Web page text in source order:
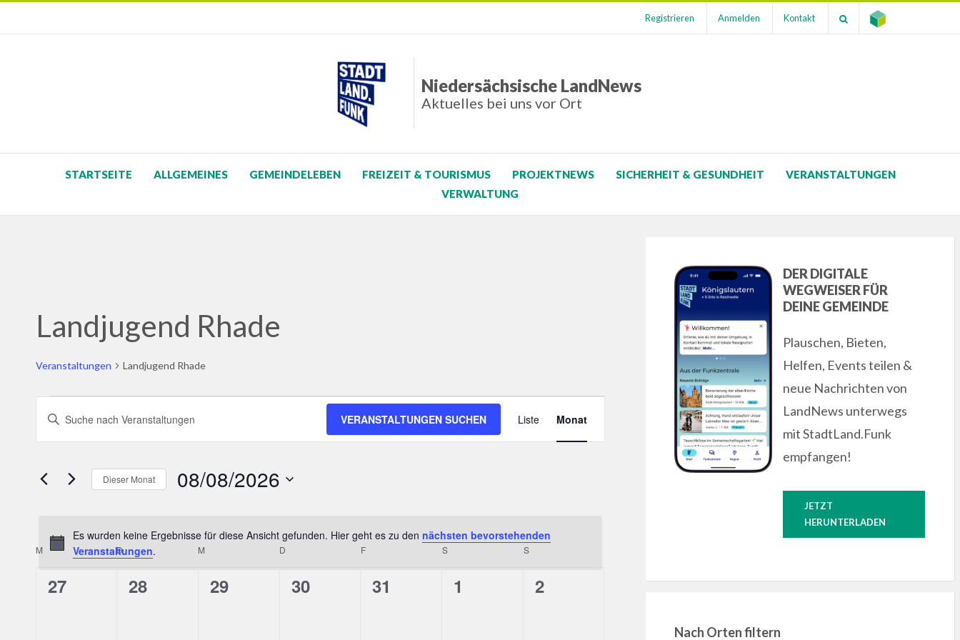
Registrieren Anmelden Kontakt
Niedersächsische LandNews
Aktuelles bei uns vor Ort
STARTSEITE ALLGEMEINES GEMEINDELEBEN FREIZEIT & TOURISMUS PROJEKTNEWS SICHERHEIT & GESUNDHEIT
VERANSTALTUNGEN
VERWALTUNG
Landjugend Rhade
Veranstaltungen Landjugend Rhade
Veranstaltungen
Es wurden keine Ergebnisse für diese Ansicht gefunden. Hier geht es zu den nächsten bevorstehenden
Veranstaltungen.
Veranstaltungen
Suche
Ansichten,
Bitte
Schlüsselwort
Suche
Veranstaltungen
Schlüsselwort.
VERANSTALTUNGEN SUCHEN
Ansichten-
Liste Monat
Dieser Monat 08/08/2026
Kalender
von
M MONTAG DDIENSTAG M D FFREITAG SSAMSTAG SSONNTAG
0
27
0
28
0
29
0
30
0
31
0
1
0
2
DER DIGITALE
WEGWEISER FÜR
DEINE GEMEINDE
Plauschen, Bieten,
Helfen, Events teilen &
neue Nachrichten von
LandNews unterwegs
mit StadtLand.Funk
empfangen!
JETZT
HERUNTERLADEN
Nach Orten filtern